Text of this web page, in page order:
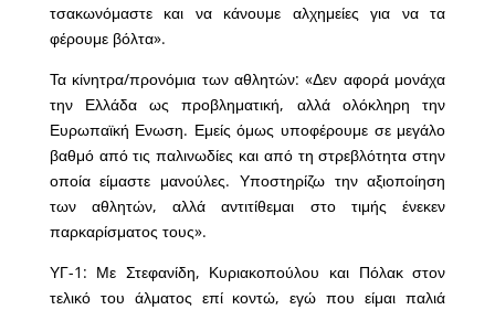
τσακωνόμαστε και να κάνουμε αλχημείες για να τα
φέρουμε βόλτα».
Τα κίνητρα/προνόμια των αθλητών: «Δεν αφορά μονάχα
την Ελλάδα ως προβληματική, αλλά ολόκληρη την
Ευρωπαϊκή Ενωση. Εμείς όμως υποφέρουμε σε μεγάλο
βαθμό από τις παλινωδίες και από τη στρεβλότητα στην
οποία είμαστε μανούλες. Υποστηρίζω την αξιοποίηση
των αθλητών, αλλά αντιτίθεμαι στο τιμής ένεκεν
παρκαρίσματος τους».
ΥΓ-1: Με Στεφανίδη, Κυριακοπούλου και Πόλακ στον
τελικό του άλματος επί κοντώ, εγώ που είμαι παλιά